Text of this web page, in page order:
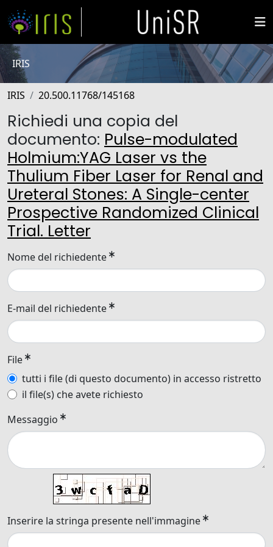
IRIS
IRIS 20.500.11768/145168
Richiedi una copia del
documento: Pulse-modulated
Holmium:YAG Laser vs the
Thulium Fiber Laser for Renal and
Ureteral Stones: A Single-center
Prospective Randomized Clinical
Trial. Letter
Nome del richiedente
E-mail del richiedente
File
tutti i file (di questo documento) in accesso ristretto
il file(s) che avete richiesto
Messaggio
Inserire la stringa presente nell'immagine